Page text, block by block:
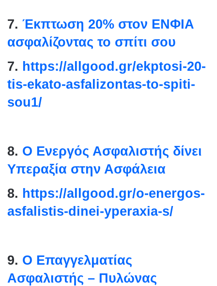
7. Έκπτωση 20% στον ΕΝΦΙΑ
ασφαλίζοντας το σπίτι σου
7. https://allgood.gr/ekptosi-20-
tis-ekato-asfalizontas-to-spiti-
sou1/
8. Ο Ενεργός Ασφαλιστής δίνει
Υπεραξία στην Ασφάλεια
8. https://allgood.gr/o-energos-
asfalistis-dinei-yperaxia-s/
9. Ο Επαγγελματίας
Ασφαλιστής – Πυλώνας